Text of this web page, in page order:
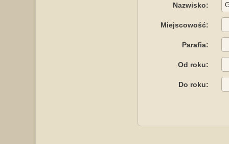
Nazwisko:
Miejscowość:
Parafia:
Od roku:
Do roku: